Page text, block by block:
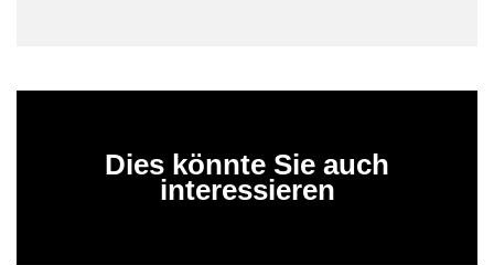
Dies könnte Sie auch
interessieren